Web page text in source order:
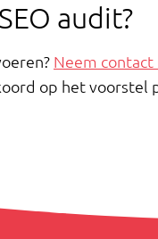
audit?
Neem contact
op het voorstel